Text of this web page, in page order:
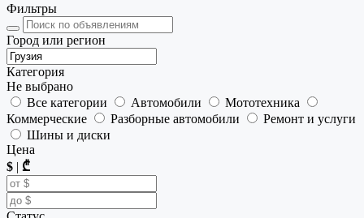
Фильтры
Город или регион
Категория
Не выбрано
Все категории
Автомобили
Мототехника
Коммерческие
Разборные автомобили
Ремонт и услуги
Шины и диски
Цена
$ | ₾